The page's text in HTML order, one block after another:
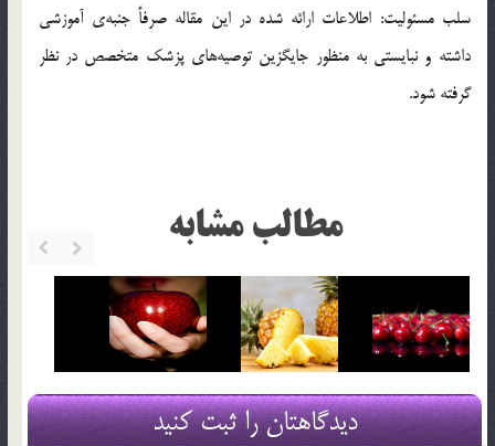
سلب مسئولیت: اطلاعات ارائه شده در این مقاله صرفاً جنبه‌ی آموزشی
داشته و نبایستی به منظور جایگزین توصیه‌های پزشک متخصص در نظر
گرفته شود.
مطالب مشابه
دیدگاهتان را ثبت کنید